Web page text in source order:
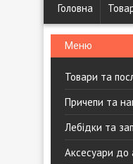
Головна
Товари та
Причепи та
Лебідки та
Аксесуари до